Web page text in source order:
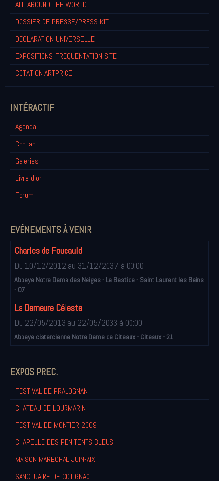
ALL AROUND THE WORLD !
DOSSIER DE PRESSE/PRESS KIT
DECLARATION UNIVERSELLE
EXPOSITIONS-FREQUENTATION SITE
COTATION ARTPRICE
INTÉRACTIF
Agenda
Contact
Galeries
Livre d'or
Forum
EVÉNEMENTS À VENIR
Charles de Foucauld
Du 10/12/2012 au 31/12/2037 à 00:00
Abbaye Notre Dame des Neiges - La Bastide - Saint Laurent les Bains
- 07
La Demeure Céleste
Du 22/05/2013 au 22/05/2033 à 00:00
Abbaye cistercienne Notre Dame de Cîteaux - Cîteaux - 21
EXPOS PREC.
FESTIVAL DE PRALOGNAN
CHATEAU DE LOURMARIN
FESTIVAL DE MONTIER 2009
CHAPELLE DES PENITENTS BLEUS
MAISON MARECHAL JUIN-AIX
SANCTUAIRE DE COTIGNAC